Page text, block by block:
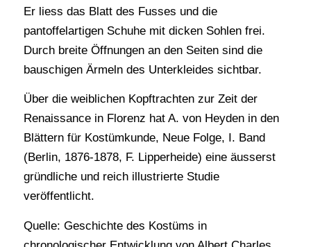
Er liess das Blatt des Fusses und die
pantoffelartigen Schuhe mit dicken Sohlen frei.
Durch breite Öffnungen an den Seiten sind die
bauschigen Ärmeln des Unterkleides sichtbar.
Über die weiblichen Kopftrachten zur Zeit der
Renaissance in Florenz hat A. von Heyden in den
Blättern für Kostümkunde, Neue Folge, I. Band
(Berlin, 1876-1878, F. Lipperheide) eine äusserst
gründliche und reich illustrierte Studie
veröffentlicht.
Quelle: Geschichte des Kostüms in